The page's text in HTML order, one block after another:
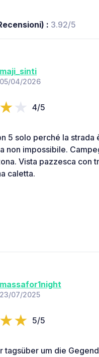
: 3.92/5
maji_sinti
05/04/2026
4/5
5 solo perché la
non impossibile.
Vista pazzesca con
caletta.
massafor1night
23/07/2025
5/5
tagsüber um die